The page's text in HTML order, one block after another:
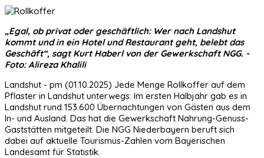
„Egal, ob privat oder geschäftlich: Wer nach Landshut
kommt und in ein Hotel und Restaurant geht, belebt das
Geschäft“, sagt Kurt Haberl von der Gewerkschaft NGG. -
Foto: Alireza Khalili
Landshut - pm (01.10.2025) Jede Menge Rollkoffer auf dem
Pflaster in Landshut unterwegs: Im ersten Halbjahr gab es in
Landshut rund 153.600 Übernachtungen von Gästen aus dem
In- und Ausland. Das hat die Gewerkschaft Nahrung-Genuss-
Gaststätten mitgeteilt. Die NGG Niederbayern beruft sich
dabei auf aktuelle Tourismus-Zahlen vom Bayerischen
Landesamt für Statistik.